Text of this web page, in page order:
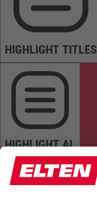
HIGHLIGHT TITLES
HIGHLIGHT AL